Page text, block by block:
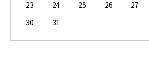
23
24 25 26 27
30
31